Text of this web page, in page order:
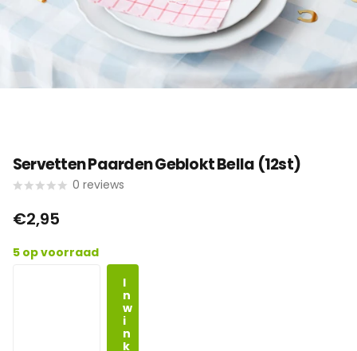
Servetten Paarden Geblokt Bella (12st)
0 reviews
€2,95
5 op voorraad
I
n
w
i
n
k